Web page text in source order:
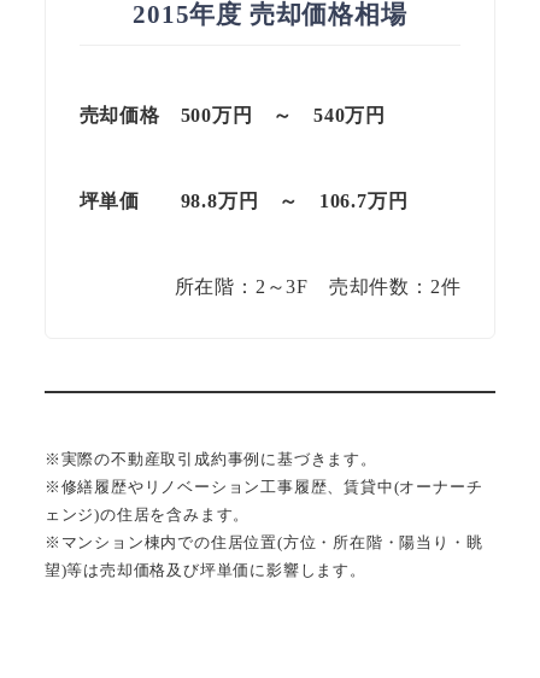
2015年度 売却価格相場
売却価格 500万円 ～ 540万円
坪単価 98.8万円 ～ 106.7万円
所在階：2～3F 売却件数：2件
※実際の不動産取引成約事例に基づきます。
※修繕履歴やリノベーション工事履歴、賃貸中(オーナーチ
ェンジ)の住居を含みます。
※マンション棟内での住居位置(方位・所在階・陽当り・眺
望)等は売却価格及び坪単価に影響します。